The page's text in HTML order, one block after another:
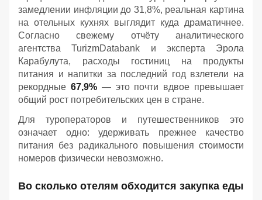
замедлении инфляции до 31,8%, реальная картина
на отельных кухнях выглядит куда драматичнее.
Согласно свежему отчёту аналитического
агентства TurizmDatabank и эксперта Эрола
Карабулута, расходы гостиниц на продукты
питания и напитки за последний год взлетели на
рекордные 67,9%— это почти вдвое превышает
общий рост потребительских цен в стране.
Для туроператоров и путешественников это
означает одно: удерживать прежнее качество
питания без радикального повышения стоимости
номеров физически невозможно.
Во сколько отелям обходится закупка еды